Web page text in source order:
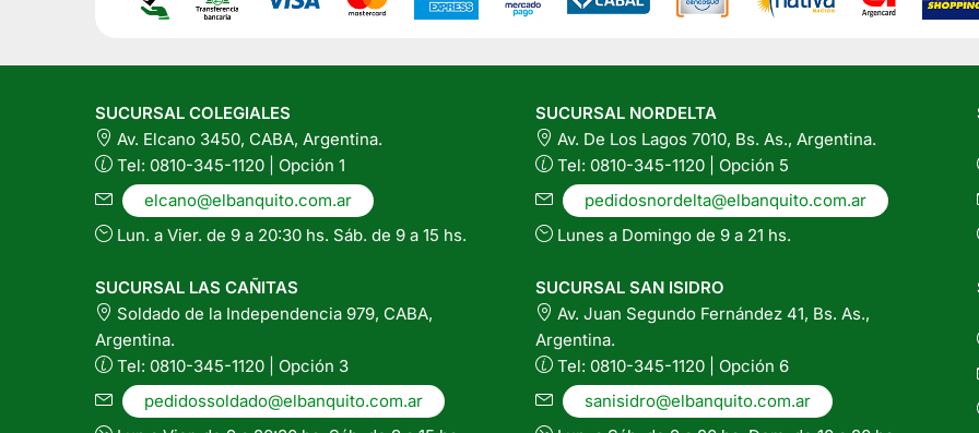
Las
se
en
la
página
del
producto
SUCURSAL COLEGIALES
Av. Elcano 3450, CABA, Argentina.
Tel: 0810-345-1120 | Opción 1
elcano@elbanquito.com.ar
Lun. a Vier. de 9 a 20:30 hs. Sáb. de 9 a 15 hs.
SUCURSAL LAS CAÑITAS
Soldado de la Independencia 979, CABA,
Argentina.
Tel: 0810-345-1120 | Opción 3
pedidossoldado@elbanquito.com.ar
SUCURSAL NORDELTA
Av. De Los Lagos 7010, Bs. As., Argentina.
Tel: 0810-345-1120 | Opción 5
pedidosnordelta@elbanquito.com.ar
Lunes a Domingo de 9 a 21 hs.
SUCURSAL SAN ISIDRO
Av. Juan Segundo Fernández 41, Bs. As.,
Argentina.
Tel: 0810-345-1120 | Opción 6
sanisidro@elbanquito.com.ar